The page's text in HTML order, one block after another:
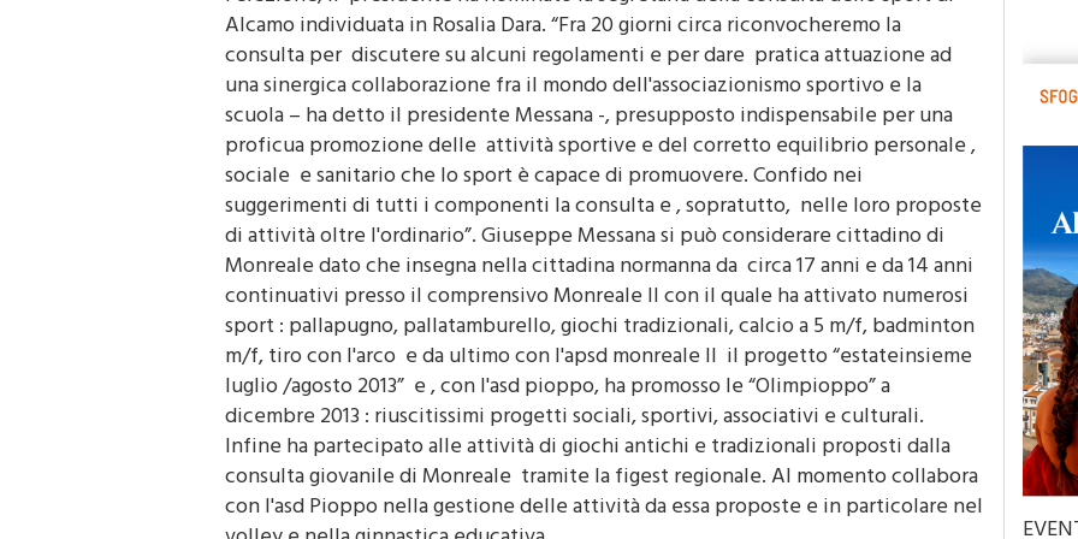
Alcamo individuata in Rosalia Dara. “Fra 20 giorni circa riconvocheremo la
consulta per discutere su alcuni regolamenti e per dare pratica attuazione ad
una sinergica collaborazione fra il mondo dell'associazionismo sportivo e la
scuola – ha detto il presidente Messana -, presupposto indispensabile per una
proficua promozione delle attività sportive e del corretto equilibrio personale ,
sociale e sanitario che lo sport è capace di promuovere. Confido nei
suggerimenti di tutti i componenti la consulta e , sopratutto, nelle loro proposte
di attività oltre l'ordinario”. Giuseppe Messana si può considerare cittadino di
Monreale dato che insegna nella cittadina normanna da circa 17 anni e da 14 anni
continuativi presso il comprensivo Monreale II con il quale ha attivato numerosi
sport : pallapugno, pallatamburello, giochi tradizionali, calcio a 5 m/f, badminton
m/f, tiro con l'arco e da ultimo con l'apsd monreale II il progetto “estateinsieme
luglio /agosto 2013” e , con l'asd pioppo, ha promosso le “Olimpioppo” a
dicembre 2013 : riuscitissimi progetti sociali, sportivi, associativi e culturali.
Infine ha partecipato alle attività di giochi antichi e tradizionali proposti dalla
consulta giovanile di Monreale tramite la figest regionale. Al momento collabora
con l'asd Pioppo nella gestione delle attività da essa proposte e in particolare nel